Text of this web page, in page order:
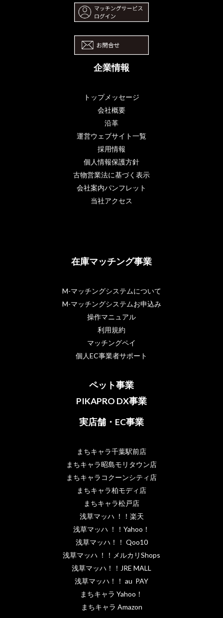
企業情報
トップメッセージ
会社概要
沿革
運営ウェブサイト一覧
採用情報
個人情報保護方針
古物営業法に基づく表示
会社案内パンフレット
当社アクセス
在庫マッチング事業
M-マッチングシステムについて
M-マッチングシステムお申込み
操作マニュアル
利用規約
マッチングペイ
個人EC事業者サポート
ペット事業
PIKAPRO DX事業
実店舗・EC事業
まちキャラ千葉駅前店
まちキャラ昭島モリタウン店
まちキャラコクーンシティ店
まちキャラ柏モディ店
まちキャラ松戸店
浅草マッハ ！！楽天
浅草マッハ ！！Yahoo！
浅草マッハ！！ Qoo10
浅草マッハ ！！メルカリShops
浅草マッハ！！JRE MALL
浅草マッハ！！ au PAY
まちキャラ Yahoo！
まちキャラ Amazon